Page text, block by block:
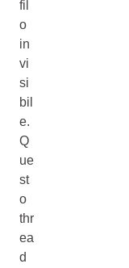
fil
o
in
vi
si
bil
e.
Q
ue
st
o
thr
ea
d